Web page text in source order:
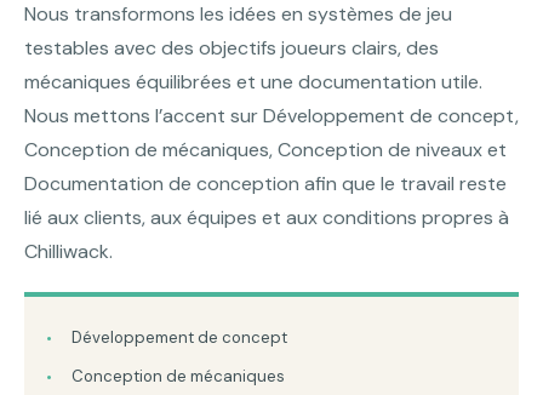
Nous transformons les idées en systèmes de jeu
testables avec des objectifs joueurs clairs, des
mécaniques équilibrées et une documentation utile.
Nous mettons l’accent sur Développement de concept,
Conception de mécaniques, Conception de niveaux et
Documentation de conception afin que le travail reste
lié aux clients, aux équipes et aux conditions propres à
Chilliwack.
Développement de concept
Conception de mécaniques